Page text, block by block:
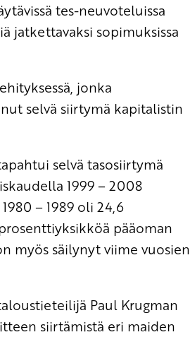
tes-neuvoteluissa
jatkettavaksi sopimuksissa
jonka
selvä siirtymä kapitalistin
selvä tasosiirtymä
1999 – 2008
– 1989 oli 24,6
pääoman
myös säilynyt viime vuosien
Paul Krugman
siirtämistä eri maiden